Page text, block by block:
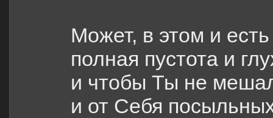
Может, в этом и
полная пустота и
и чтобы Ты не
и от Себя